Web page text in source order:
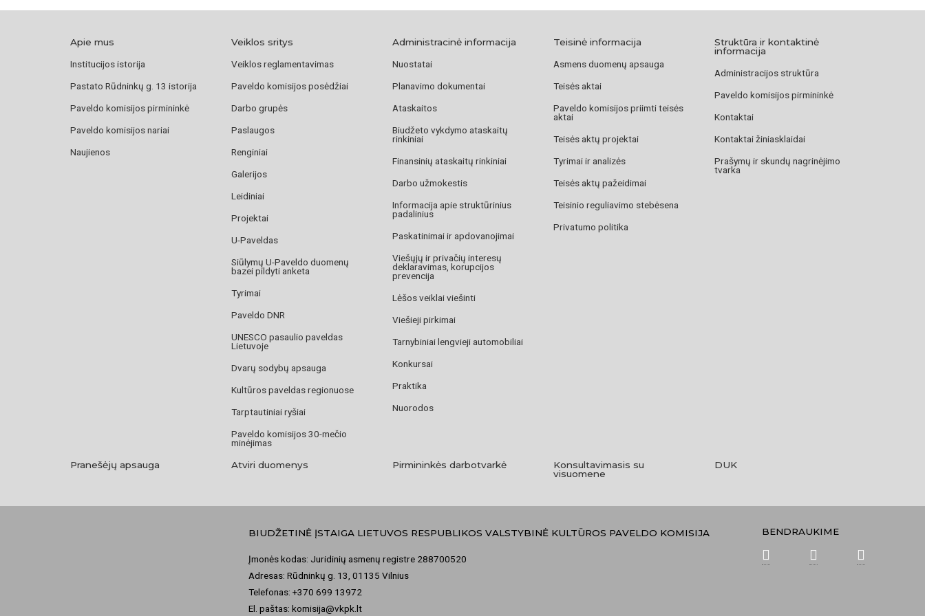
V. Ramojus. Čikagos Jaunimo centras pasidarė per ankštas.
m. rugsėjo 30 d., p. 5.
Lietuvybės švyturio statybos pabaigtuvės.Draugas, 1973 m. rugsėjo 25
d., p. 8.
Apie mus
Institucijos istorija
Pastato Rūdninkų g. 13 istorija
Paveldo komisijos pirmininkė
Paveldo komisijos nariai
Naujienos
Veiklos sritys
Veiklos reglamentavimas
Paveldo komisijos posėdžiai
Darbo grupės
Paslaugos
Renginiai
Galerijos
Leidiniai
Projektai
U-Paveldas
Siūlymų U-Paveldo duomenų
bazei pildyti anketa
Tyrimai
Paveldo DNR
UNESCO pasaulio paveldas
Lietuvoje
Dvarų sodybų apsauga
Kultūros paveldas regionuose
Tarptautiniai ryšiai
Paveldo komisijos 30-mečio
minėjimas
Administracinė informacija
Nuostatai
Planavimo dokumentai
Ataskaitos
Biudžeto vykdymo ataskaitų
rinkiniai
Finansinių ataskaitų rinkiniai
Darbo užmokestis
Informacija apie struktūrinius
padalinius
Paskatinimai ir apdovanojimai
Viešųjų ir privačių interesų
deklaravimas, korupcijos
prevencija
Lėšos veiklai viešinti
Viešieji pirkimai
Tarnybiniai lengvieji automobiliai
Konkursai
Praktika
Nuorodos
Teisinė informacija
Asmens duomenų apsauga
Teisės aktai
Paveldo komisijos priimti teisės
aktai
Teisės aktų projektai
Tyrimai ir analizės
Teisės aktų pažeidimai
Teisinio reguliavimo stebėsena
Privatumo politika
Struktūra ir kontaktinė
informacija
Administracijos struktūra
Paveldo komisijos pirmininkė
Kontaktai
Kontaktai žiniasklaidai
Prašymų ir skundų nagrinėjimo
tvarka
Pranešėjų apsauga Atviri duomenys Pirmininkės darbotvarkė
Konsultavimasis su
visuomene
DUK
BIUDŽETINĖ ĮSTAIGA LIETUVOS RESPUBLIKOS VALSTYBINĖ KULTŪROS PAVELDO KOMISIJA
Įmonės kodas: Juridinių asmenų registre 288700520
Adresas: Rūdninkų g. 13, 01135 Vilnius
Telefonas: +370 699 13972
El. paštas: komisija@vkpk.lt
BENDRAUKIME